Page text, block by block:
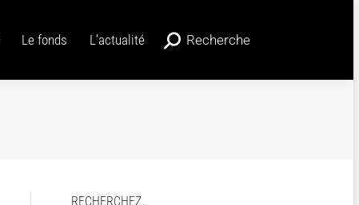
Le fonds L’actualité
Recherche
Recherche
RECHERCHEZ…